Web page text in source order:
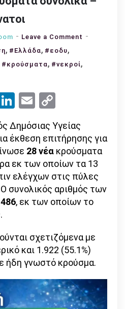
Leave a Comment on
οι
θάνατοι
, #Ελλάδα, #εοδυ,
#κρούσματα, #νεκροί,
ViberLinkedIn
Email
Link
Δημόσιας Υγείας
έκθεση επιτήρησης για
28 νέα κρούσματα
εκ των οποίων τα 13
ελέγχων στις πύλες
συνολικός αριθμός των
, εκ των οποίων το
σχετιζόμενα με
και 1.922 (55.1%)
ήδη γνωστό κρούσμα.